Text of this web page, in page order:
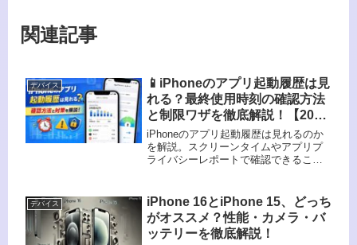
関連記事
デバイス
📱iPhoneのアプリ起動履歴は見
れる？最終使用時刻の確認方法
と制限ワザを徹底解説！【2025
年最新版
iPhoneのアプリ起動履歴は見れるのか
を解説。スクリーンタイムやアプリプ
ライバシーレポートで確認できるこ
デバイス
iPhone 16とiPhone 15、どっち
がオススメ？性能・カメラ・バ
ッテリーを徹底解説！